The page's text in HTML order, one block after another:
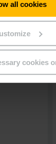
all cookies
cookies
cuenta de
de la